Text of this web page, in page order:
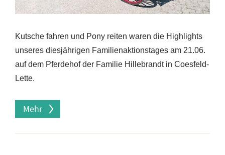
Kutsche fahren und Pony reiten waren die Highlights
unseres diesjährigen Familienaktionstages am 21.06.
auf dem Pferdehof der Familie Hillebrandt in Coesfeld-
Lette.
Mehr